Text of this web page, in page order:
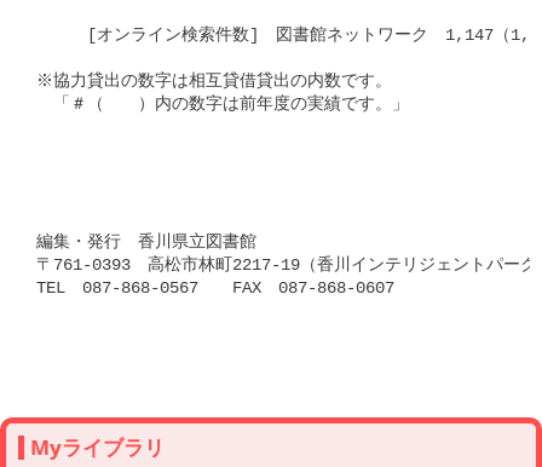
[オンライン検索件数]　図書館ネットワーク　1,147（
※協力貸出の数字は相互貸借貸出の内数です。
「＃（　　）内の数字は前年度の実績です。」
編集・発行　香川県立図書館
〒761-0393　高松市林町2217-19（香川インテリジェントパーク
TEL　087-868-0567　　FAX　087-868-0607
Myライブラリ